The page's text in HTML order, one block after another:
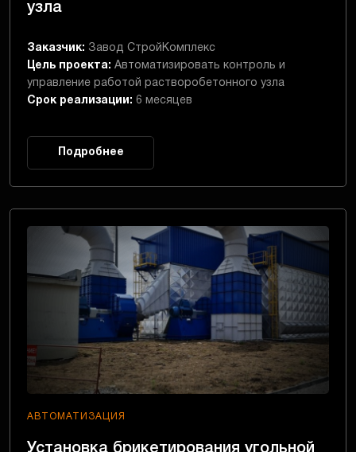
узла
Заказчик: Завод СтройКомплекс
Цель проекта: Автоматизировать контроль и
управление работой растворобетонного узла
Срок реализации: 6 месяцев
Подробнее
АВТОМАТИЗАЦИЯ
Установка брикетирования угольной